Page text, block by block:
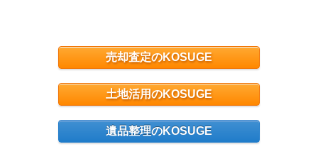
売却査定のKOSUGE
土地活用のKOSUGE
遺品整理のKOSUGE